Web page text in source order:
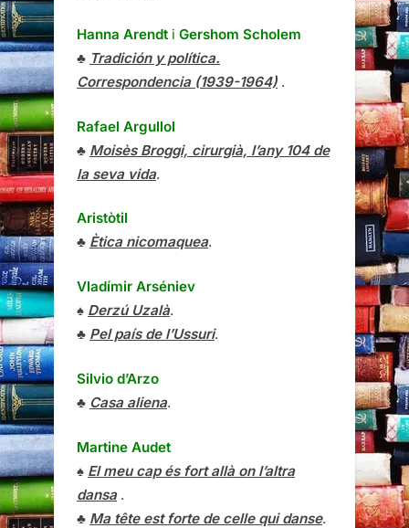
Hanna Arendt i Gershom Scholem
♣ Tradición y política.
Correspondencia (1939-1964) .
Rafael Argullol
♣ Moisès Broggi, cirurgià, l’any 104 de
la seva vida.
Aristòtil
♣ Ètica nicomaquea.
Vladímir Arséniev
♠ Derzú Uzalà.
♣ Pel país de l’Ussuri.
Silvio d’Arzo
♣ Casa aliena.
Martine Audet
♠ El meu cap és fort allà on l’altra
dansa.
♣ Ma tête est forte de celle qui danse.